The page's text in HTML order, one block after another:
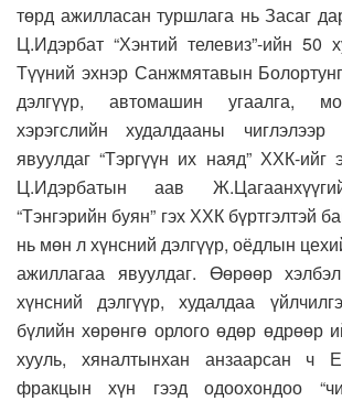
төрд ажилласан туршлага нь Засаг
Ц.Идэрбат “Хэнтий телевиз”-ийн 50
Түүний эхнэр Санжмятавын
дэлгүүр, автомашин угаалга,
хэрэгслийн худалдааны
явуулдаг “Тэргүүн их наяд” ХХК-ийг
Ц.Идэрбатын аав
“Тэнгэрийн буян” гэх ХХК бүртгэлтэй
нь мөн л хүнсний дэлгүүр, оёдлын
ажиллагаа явуулдаг. Өөрөөр
хүнсний дэлгүүр, худалдаа
бүлийн хөрөнгө орлого өдөр өдрөөр
хууль, хяналтынхан анзаарсан ч
фракцын хүн гээд одоохондоо